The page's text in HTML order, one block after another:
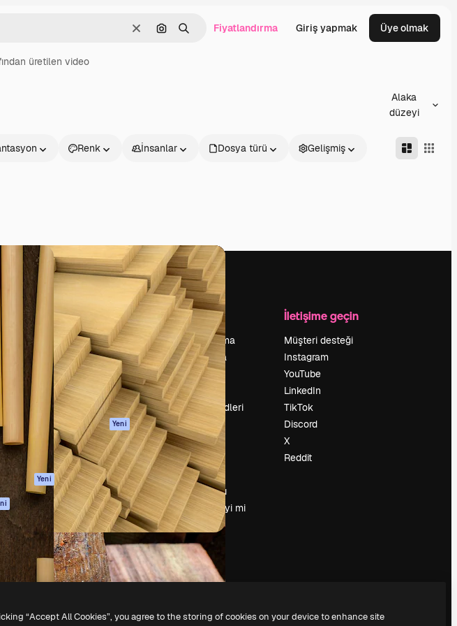
Temizlemek
Görüntüyle ara
AramakFiyatlandırma Giriş yapmak Üye olmak
üretilen video
Alaka
düzeyi
Renk İnsanlar Dosya türü Gelişmiş
Yeni
Başlayın
Academy
Dokümantasyon
Destek
Kullanım Şartları
Gizlilik Politikası
Orijinaller
Yeni
Çerez politikası
Güven merkezi
Satış ortakları
Kurumsal
Şirket
Fiyatlandırma
Hakkımızda
Reviews
Kariyer
Arama trendleri
Blog
Olaylar
Slidesgo
İçerik satışı
Basın odası
Magnific.ai’yi mi
arıyorsun?
İletişime geçin
Müşteri desteği
Instagram
YouTube
LinkedIn
TikTok
Discord
X
Reddit
“Accept All Cookies”, you agree to the storing of cookies on your device to enhance site